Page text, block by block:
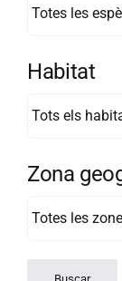
Habitat
Zona